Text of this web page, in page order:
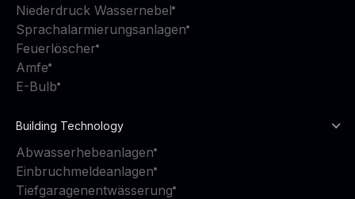
Niederdruck Wassernebel
Sprachalarmierungsanlagen
Feuerlöscher
Amfe
E-Bulb
Building Technology
Abwasserhebeanlagen
Einbruchmeldeanlagen
Tiefgaragenentwässerung